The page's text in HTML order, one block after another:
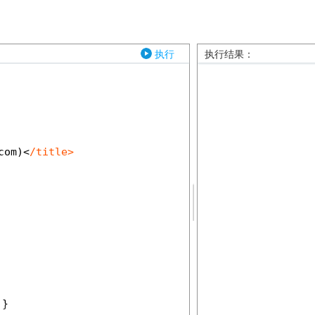
执行
)</title>
执行结果：